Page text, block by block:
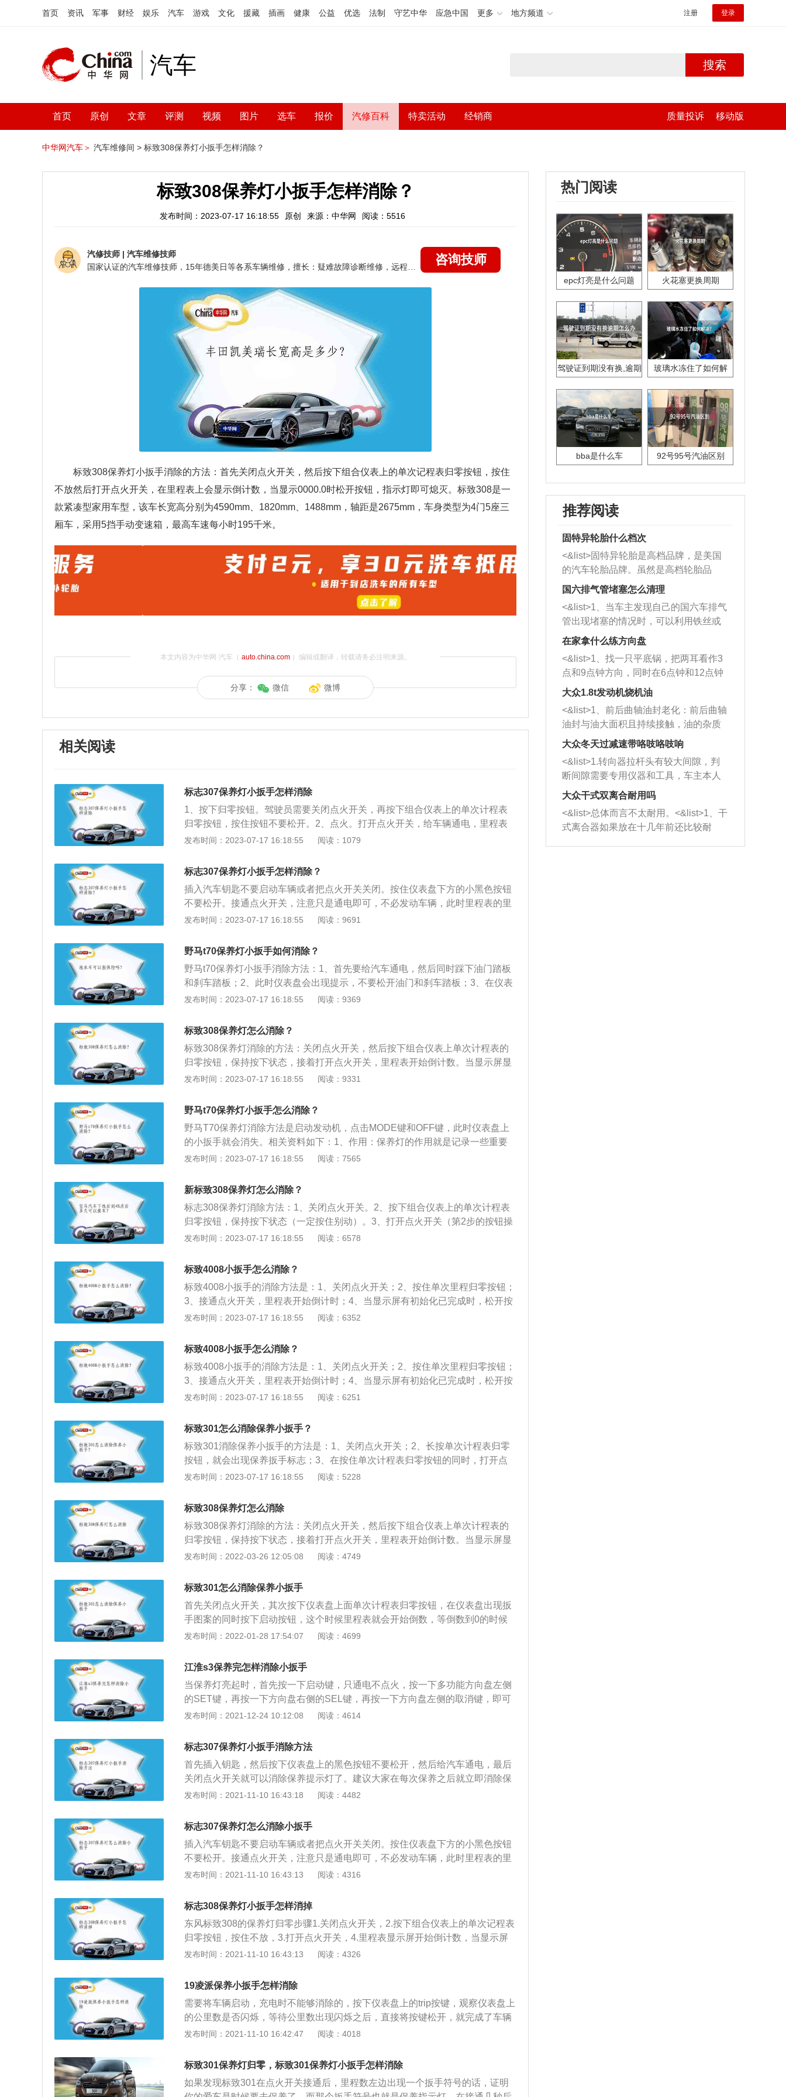
首页 资讯 军事 财经 娱乐 汽车 游戏 文化 援藏 插画 健康 公益 优选 法制 守艺中华 应急中国 更多 地方频道 注册 登录
汽车 搜索
首页 原创 文章 评测 视频 图片 选车 报价 汽修百科 特卖活动 经销商 质量投诉 移动版
中华网汽车＞ 汽车维修间 > 标致308保养灯小扳手怎样消除？
标致308保养灯小扳手怎样消除？
发布时间：2023-07-17 16:18:55 原创 来源：中华网 阅读：5516
汽修技师 | 汽车维修技师
咨询技师
标致308保养灯小扳手消除的方法：首先关闭点火开关，然后按下组合仪表上的单次记程表归零按钮，按住
不放然后打开点火开关，在里程表上会显示倒计数，当显示0000.0时松开按钮，指示灯即可熄灭。标致308是一
款紧凑型家用车型，该车长宽高分别为4590mm、1820mm、1488mm，轴距是2675mm，车身类型为4门5座三
厢车，采用5挡手动变速箱，最高车速每小时195千米。
本文内容为中华网·汽车（ auto.china.com）编辑或翻译，转载请务必注明来源。
分享： 微信 微博
相关阅读
标志307保养灯小扳手怎样消除
1、按下归零按钮。驾驶员需要关闭点火开关，再按下组合仪表上的单次计程表
归零按钮，按住按钮不要松开。2、点火。打开点火开关，给车辆通电，里程表
显示屏开始倒计数，显示屏显示0000.0时，驾驶员就可以松开按钮，保养灯就会
的某些部件需要清洗、维修、更换，才能确保行车安全。汽车的保养项目包括核
心部件和易损耗部件，核心部件指的是底盘、发动机和变速箱等，易损耗部件指
的是机油机滤、火花塞、空调滤清器等部件。汽车每行驶5000公里，就需要更换
一次机油和机油滤清器，如果长时间不更换机油，机油的润滑效果就会变差，机
油滤清器也容易堵塞，就会影响发动机的正常工作。在行车途中，如果发现汽车
力，还会增加油耗。汽车每行驶20000公里，就需要更换一次火花塞。
发布时间：2023-07-17 16:18:55 阅读：1079
标志307保养灯小扳手怎样消除？
插入汽车钥匙不要启动车辆或者把点火开关关闭。按住仪表盘下方的小黑色按钮
不要松开。接通点火开关，注意只是通电即可，不必发动车辆，此时里程表的里
程数字在倒计时。等待数字将从减到0时，关闭点火开关。然后松开黑色小按钮
车，它的前脸外观酷似狮子威俊的面孔，尤其两个前大灯好像狮子的双眼炯炯放
光，不怒自威，这是沿袭了标致车系共有的特征。从侧面看，个性十足，整体流
线柔润和谐，前翼子板滑过车身上部、弧形顶盖与后三角窗、后尾翼融为一体，
很自然地勾勒出后备箱的弯曲轮廓，后备箱与后尾翼过渡自然，车后灯巧妙地镶
嵌其中。整体外型平衡匀称，强劲与和谐自然流露车。标致307搭载的1.6LCVVT
了10%。传动方面匹配的是4速手自一体以及5速自动变速箱。与同系列其它车型
的设计理念相同，发动机横置，前置前驱动，四轮独立悬挂，主动、被动安全装
置齐全，人性化设计处处得到充分体现。轴距长达2.61米。整车长4.47米，宽1.7
者。
发布时间：2023-07-17 16:18:55 阅读：9691
野马t70保养灯小扳手如何消除？
野马t70保养灯小扳手消除方法：1、首先要给汽车通电，然后同时踩下油门踏板
和刹车踏板；2、此时仪表盘会出现提示，不要松开油门和刹车踏板；3、在仪表
盘第二次出现提示的时候保养提醒灯就会被消除。野马t70是野马汽车旗下的一款
自然吸气发动机、1.8升涡轮增压发动机。1.5升涡轮增压发动机拥有156马力和2
15牛米的最大扭矩，最大扭矩转速为每分钟2000到4500转，最大功率转速为每
分钟5000转。1.8升自然吸气发动机拥有136马力和170牛米的最大扭矩，最大扭
矩转速为每分钟4100到4300转，最大功率转速为每分钟6000转。1.8升涡轮增压
发动机拥有160马力和215牛米的最大扭矩，最大扭矩转速为每分钟2000到4500
发布时间：2023-07-17 16:18:55 阅读：9369
标致308保养灯怎么消除？
标致308保养灯消除的方法：关闭点火开关，然后按下组合仪表上单次计程表的
归零按钮，保持按下状态，接着打开点火开关，里程表开始倒计数。当显示屏显
示0000.0时，松开按钮就可以了。标致308是东风标致旗下的一款紧凑型车，该
面，标致308延承标致家族车型现有特征的大嘴式进气格栅，搭载了隆起的发动
机盖，巨大而醒目的狮子标识。
发布时间：2023-07-17 16:18:55 阅读：9331
野马t70保养灯小扳手怎么消除？
野马T70保养灯消除方法是启动发动机，点击MODE键和OFF键，此时仪表盘上
的小扳手就会消失。相关资料如下：1、作用：保养灯的作用就是记录一些重要
配件的使用里程数，犹如短跑比赛中的计时器一样，起到提醒车主以及汽车维修
保养，汽车定期保养能改善汽车的性能，延长汽车的使用寿命。
发布时间：2023-07-17 16:18:55 阅读：7565
新标致308保养灯怎么消除？
标志308保养灯消除方法：1、关闭点火开关。2、按下组合仪表上的单次计程表
归零按钮，保持按下状态（一定按住别动）。3、打开点火开关（第2步的按钮操
作仍要保持按住状态）。4、里程表开始倒计时。当显示屏显示0000.0时，松开
资料如下：1、标志308外形特点：首批面市的是5标准门版，随后会推出3门版。
4.27米的全长比307增加了6厘米，比高尔夫5代长8厘米，同样2.61米的轴距也比
307有所增加，宽和高分别为1.81米和1.49米，前悬增加30mm，后悬增加16m
m。2、标志308内部空间：大尺寸的全景天窗能为车内提供良好的光线。标准行
李箱空间430升，最大可达1398升，另外在车内各处还有总计多达42升的储物空
发布时间：2023-07-17 16:18:55 阅读：6578
标致4008小扳手怎么消除？
标致4008小扳手的消除方法是：1、关闭点火开关；2、按住单次里程归零按钮；
3、接通点火开关，里程表开始倒计时；4、当显示屏有初始化已完成时，松开按
键扳手符号即消失。标致4008属于紧凑型suv，其车身尺寸是：长4510mm、宽1
m，油箱容积为53l，行李箱容积为461l。
发布时间：2023-07-17 16:18:55 阅读：6352
标致4008小扳手怎么消除？
标致4008小扳手的消除方法是：1、关闭点火开关；2、按住单次里程归零按钮；
3、接通点火开关，里程表开始倒计时；4、当显示屏有初始化已完成时，松开按
键扳手符号即消失。标致4008属于紧凑型suv，其车身尺寸是：长4510mm、宽1
m，油箱容积为53l，行李箱容积为461l。
发布时间：2023-07-17 16:18:55 阅读：6251
标致301怎么消除保养小扳手？
标致301消除保养小扳手的方法是：1、关闭点火开关；2、长按单次计程表归零
按钮，就会出现保养扳手标志；3、在按住单次计程表归零按钮的同时，打开点
火开关；4、里程表开始倒计数，等到出现00000时立刻松开单次里程归零按钮，
mm、1748mm、1476mm，轴距为2652mm。悬架方面，标致301的前悬架使用
了麦弗逊式独立悬挂和横向稳定杆，后悬架使用了扭力梁式非独立悬挂。
发布时间：2023-07-17 16:18:55 阅读：5228
标致308保养灯怎么消除
标致308保养灯消除的方法：关闭点火开关，然后按下组合仪表上单次计程表的
归零按钮，保持按下状态，接着打开点火开关，里程表开始倒计数。当显示屏显
示0000.0时，松开按钮，就可以了。标致308保养灯消除不是一件难事，车主可
机型保养。在对汽车进行一系列的保养工作后，保养灯就会归零。车主在驾驶了
很长的时间才需要把汽车带去保养，适当的保养对汽车是有必要的，可以延长汽
车使用的寿命。此外，保养也可以避免汽车出现消耗过多汽油的情况出现，保证
汽车实现高效、低耗、安全、低污染的运行原则。如果汽车的保养灯亮了，那么
车主最好尽快把汽车带去4s店保养。
发布时间：2022-03-26 12:05:08 阅读：4749
标致301怎么消除保养小扳手
首先关闭点火开关，其次按下仪表盘上面单次计程表归零按钮，在仪表盘出现扳
手图案的同时按下启动按钮，这个时候里程表就会开始倒数，等倒数到0的时候
要立马松开单次里程归零按钮，这样子就可以消除保养小扳手了。如果标致301
话，就没有办法保障到汽车的安全性。汽车保养就是对汽车的有关部分进行检查
清洁还有调整，这样子可以防止车上某些零件的损坏，还可以延长汽车的使用周
期，防止交通事故的发生。
发布时间：2022-01-28 17:54:07 阅读：4699
江淮s3保养完怎样消除小扳手
当保养灯亮起时，首先按一下启动键，只通电不点火，按一下多功能方向盘左侧
的SET键，再按一下方向盘右侧的SEL键，再按一下方向盘左侧的取消键，即可
消除保养提示。当仪表盘上亮起保养灯，说明是时候带车辆进行保养了。保养灯
护以延长使用寿命。常规保养需要更换机油和其他油水，还要更换机油滤和空气
滤等，还要更换一些易耗橡胶件和慢性磨损的零件。除了更换这种零件还要对车
子进行检查。当然了，保养时间和里程不是固定死的，车主可以根据自己的情况
进行保养。若平时用车环境比较好，用车比较温柔，可以适当延迟保养。若平时
用车环境比较恶劣，用车过程中比较激进，驾车比较粗鲁，就可以考虑提前进行
发布时间：2021-12-24 10:12:08 阅读：4614
标志307保养灯小扳手消除方法
首先插入钥匙，然后按下仪表盘上的黑色按钮不要松开，然后给汽车通电，最后
关闭点火开关就可以消除保养提示灯了。建议大家在每次保养之后就立即消除保
养提示灯。标致307是标致旗下的一款紧凑型汽车，这款车一共使用了两款发动
气发动机有117马力和150牛米的最大扭矩，这款发动机可以在6000转每分钟时
输出最大功率，可以在4000转每分钟时输出最大扭矩。这款发动机搭载了cvvt连
续可变气门正时系统和多点电喷技术，并且使用了铝合金缸盖和铸铁缸体。与这
款发动机匹配的是5速手动变速箱或4速手自一体变速箱。2.0升自然吸气发动机有
147马力和200牛米的最大扭矩，这款发动机的最大功率转速为6000转每分钟，
多点电喷技术，并且使用了铝合金缸盖缸体。与这款发动机匹配的是5速手动变
速箱或4速手自一体变速箱。标致307的前悬架使用了麦弗逊独立悬架，后悬架使
用了扭力梁悬架。
发布时间：2021-11-10 16:43:18 阅读：4482
标志307保养灯怎么消除小扳手
插入汽车钥匙不要启动车辆或者把点火开关关闭。按住仪表盘下方的小黑色按钮
不要松开。接通点火开关，注意只是通电即可，不必发动车辆，此时里程表的里
程数字在倒计时。等待数字将从减到0时，关闭点火开关。然后松开黑色小按钮
的面孔，尤其两个前大灯好像狮子的双眼炯炯放光，不怒自威，这是沿袭了标致
车系共有的特征。从侧面看，个性十足，整体流线柔润和谐，前翼子板滑过车身
上部、弧形顶盖与后三角窗、后尾翼融为一体，很自然地勾勒出后备箱的弯曲轮
廓，后备箱与后尾翼过渡自然，车后灯巧妙地镶嵌其中。整体外型平衡匀称，强
劲与和谐自然流露车。标致307搭载的1.6LCVVT发动机，最大功率117kW，峰值
手自一体以及5速自动变速箱。与同系列其它车型的设计理念相同，发动机横
置，前置前驱动，四轮独立悬挂，主动、被动安全装置齐全，人性化设计处处得
到充分体现。轴距长达2.61米。整车长4.47米，宽1.76米，高1.51米，尤其是后
发布时间：2021-11-10 16:43:13 阅读：4316
标志308保养灯小扳手怎样消掉
东风标致308的保养灯归零步骤1.关闭点火开关，2.按下组合仪表上的单次记程表
归零按钮，按住不放，3.打开点火开关，4.里程表显示屏开始倒计数，当显示屏
显示0000.0时，松开按钮，此时组合仪表显示屏中表示保养操作的扳手指示灯应
国PSA集团(标致雪铁龙集团)签订扩大合作的合资合同，两大集团强强联手，全
面展开将标致品牌引入中国的新蓝图，东风标致由此诞生。自成立以来，秉承美
感、可靠、活力、创新的品牌理念，东风标致一直致力于将自己打造成中国主流
汽车品牌之一。通过差价补偿、安全行乐天下、蓝色承诺等一系列活动，东风标
致树立了良好的诚信品牌形象。雄狮形象是标致品牌的标识，1847年应用于标致
形象不断发生变化，演绎出跨越多个世纪的传奇。从象征锯条的质量，到代表了
一个追求高质量无止境的制造企业，雄狮标识把企业与猫科动物所代表的灵活、
力量和秀美等特质紧密地联系在了一起。
发布时间：2021-11-10 16:43:13 阅读：4326
19凌派保养小扳手怎样消除
需要将车辆启动，充电时不能够消除的，按下仪表盘上的trip按键，观察仪表盘上
的公里数是否闪烁，等待公里数出现闪烁之后，直接将按键松开，就完成了车辆
的保养灯归零，使用是比较方便的，在清除后的5000公里，会重新亮起。机动车
养，然后车辆才可以正常使用，保养的小扳手也会随之消除。如果想直接消除掉
保养扳手是可以手动进行操作的，小扳手消除之后，下一次保养周期到来的时候
会再次的亮起。
发布时间：2021-11-10 16:42:47 阅读：4018
标致301保养灯归零，标致301保养灯小扳手怎样消除
如果发现标致301在点火开关接通后，里程数左边出现一个扳手符号的话，证明
热门阅读
epc灯亮是什么问题 火花塞更换周期
驾驶证到期没有换,逾期
玻璃水冻住了如何解
bba是什么车 92号95号汽油区别
推荐阅读
固特异轮胎什么档次
<&list>固特异轮胎是高档品牌，是美国
的汽车轮胎品牌。虽然是高档轮胎品
牌，但是中高低端的轮胎都有生产，这
也是为了更好的开拓市场。
国六排气管堵塞怎么清理
<&list>1、当车主发现自己的国六车排气
管出现堵塞的情况时，可以利用铁丝或
者是细棍，直接将杂物给取出来，如果
堵塞情况比较严重，也可以采取应急措
施。 <&list>2、直接利用木棍将所有的
杂物推到排气管里面的位置处，然后将
三元催化器拆解开，就可以将堵塞的东
西取出来。但如果是因为积碳过多引起
的堵塞，就需要将三元催化器泡在草酸
洗剂对堵塞的情况得到解决，将清洗剂
放在燃油箱中，与燃油混合后，车辆启
动时，就可以和汽油一起进入到燃烧
室，最后形成废气排出，就可以让三元
催化器得到清洗，排气管堵塞的情况就
能够得到解决。
在家拿什么练方向盘
<&list>1、找一只平底锅，把两耳看作3
点和9点钟方向，同时在6点钟和12点钟
方向做一个标记。 <&list>2、双手握住
一圈半的练习，往右同样也要打相同的
圈数。 <&list>3、最后强调要反复练
习，这样就可以形成肌肉记忆，在真实
驾驶车辆时，不需要记忆也能打好方
向。
大众1.8t发动机烧机油
<&list>1、前后曲轴油封老化：前后曲轴
油封与油大面积且持续接触，油的杂质
和发动机内持续温度变化使其密封效果
逐渐减弱，导致渗油或漏油。<&list>2、
活塞间隙过大：积碳会使活塞环与缸体
的间隙扩大，导致机油流入燃烧室中，
造成烧机油。<&list>3、机油粘度。使用
机油粘度过小的话，同样会有烧机油现
象，机油粘度过小具有很好的流动性，
大众冬天过减速带咯吱咯吱响
<&list>1.转向器拉杆头有较大间隙，判
断间隙需要专用仪器和工具，车主本人
无法制作，需要将车辆送到修理厂或4s
店；<&list>2.车辆半轴套管防尘罩破
裂，破裂后会出现漏油现象，使半轴磨
损严重，磨损的半轴容易损坏，产生异
响；<&list>3.稳定器的转向胶套和球头
大众干式双离合耐用吗
<&list>总体而言不太耐用。<&list>1、干
式离合器如果放在十几年前还比较耐